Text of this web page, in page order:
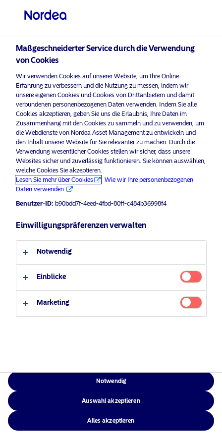
Bitte wählen Sie Ihr Anlegerprofil
aus
Land
Deutschland
Sprache
Deutsch
Privater Anleger
Nordea Asset Management ist einer der größten Asset
Manager in den nordischen Ländern und verfügt über
eine globale Präsenz in Europa, Amerika und Asien.
Risikohinweise
Home
Über uns
Verantwortungsbewusste
Investments
News
Kontakt
Datenschutzerklärung
Zugänglichkeit
©2026 – Nordea Asset Management – alle Rechte vorbehalten
Maßgeschneiderter Service durch die Verwendung
von Cookies
Wir verwenden Cookies auf unserer Website, um Ihre Online-
Erfahrung zu verbessern und die Nutzung zu messen, indem wir
unsere eigenen Cookies und Cookies von Drittanbietern und damit
verbundenen personenbezogenen Daten verwenden. Indem Sie alle
Cookies akzeptieren, geben Sie uns die Erlaubnis, Ihre Daten im
Zusammenhang mit den Cookies zu sammeln und zu verwenden, um
die Webdienste von Nordea Asset Management zu entwickeln und
den Inhalt unserer Website für Sie relevanter zu machen. Durch die
Verwendung wesentlicher Cookies stellen wir sicher, dass unsere
Websites sicher und zuverlässig funktionieren. Sie können auswählen,
welche Cookies Sie akzeptieren.
Lesen Sie mehr über Cookies
Wie wir Ihre personenbezogenen
Daten verwenden.
Benutzer-ID: b90bdd7f-4eed-4fbd-80ff-c484b36998f4
Einwilligungspräferenzen verwalten
Notwendig
Einblicke
Marketing
Notwendig
Auswahl akzeptieren
Alles akzeptieren